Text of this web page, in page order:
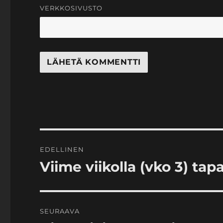
VERKKOSIVUSTO
selaus
EDELLINEN
Edellinen
Viime viikolla (vko 3)
SEURAAVA